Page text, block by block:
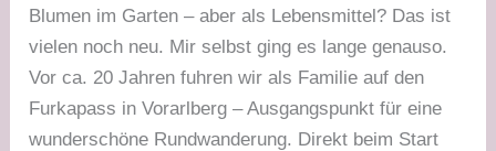
Blumen im Garten – aber als Lebensmittel? Das ist
vielen noch neu. Mir selbst ging es lange genauso.
Vor ca. 20 Jahren fuhren wir als Familie auf den
Furkapass in Vorarlberg – Ausgangspunkt für eine
wunderschöne Rundwanderung. Direkt beim Start